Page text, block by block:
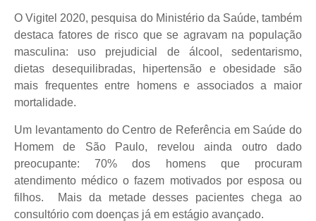
O Vigitel 2020, pesquisa do Ministério da Saúde, também
destaca fatores de risco que se agravam na população
masculina: uso prejudicial de álcool, sedentarismo,
dietas desequilibradas, hipertensão e obesidade são
mais frequentes entre homens e associados a maior
mortalidade.
Um levantamento do Centro de Referência em Saúde do
Homem de São Paulo, revelou ainda outro dado
preocupante: 70% dos homens que procuram
atendimento médico o fazem motivados por esposa ou
filhos. Mais da metade desses pacientes chega ao
consultório com doenças já em estágio avançado.